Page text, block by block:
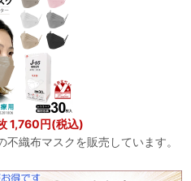
1,760円(税込)
織布マスクを販売しています。